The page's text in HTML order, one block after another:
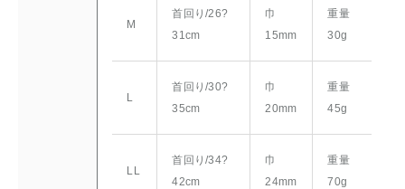
M
首回り/26?
31cm
巾
15mm
重量
30g
L
首回り/30?
35cm
巾
20mm
重量
45g
LL
首回り/34?
42cm
巾
24mm
重量
70g